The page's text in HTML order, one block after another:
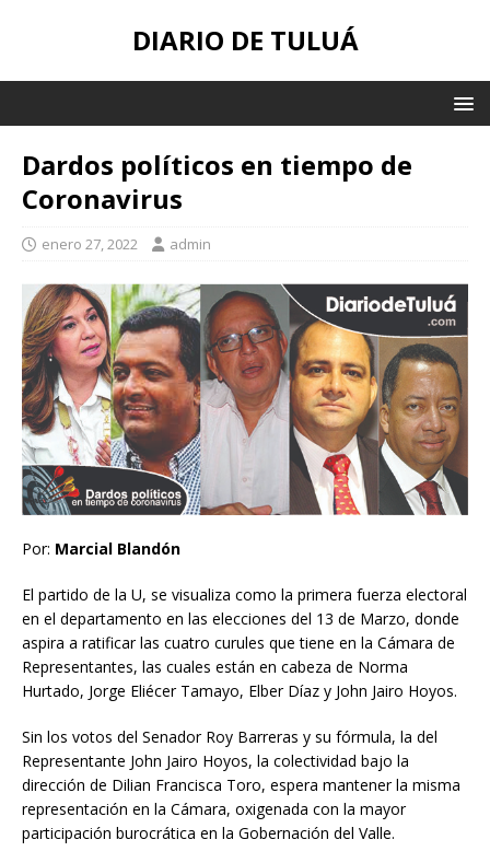
DIARIO DE TULUÁ
Dardos políticos en tiempo de
Coronavirus
enero 27, 2022 admin
Por: Marcial Blandón
El partido de la U, se visualiza como la primera fuerza electoral
en el departamento en las elecciones del 13 de Marzo, donde
aspira a ratificar las cuatro curules que tiene en la Cámara de
Representantes, las cuales están en cabeza de Norma
Hurtado, Jorge Eliécer Tamayo, Elber Díaz y John Jairo Hoyos.
Sin los votos del Senador Roy Barreras y su fórmula, la del
Representante John Jairo Hoyos, la colectividad bajo la
dirección de Dilian Francisca Toro, espera mantener la misma
representación en la Cámara, oxigenada con la mayor
participación burocrática en la Gobernación del Valle.